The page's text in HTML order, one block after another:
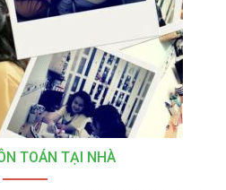
TOÁN TẠI NHÀ